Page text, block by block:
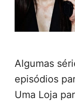
Algumas
episódios
Uma Loja